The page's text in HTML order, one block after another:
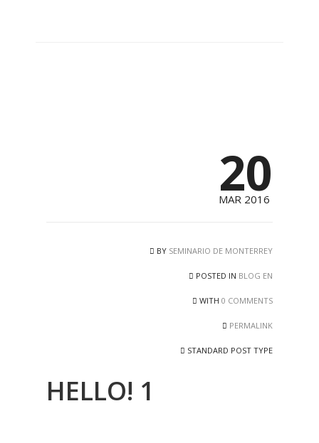
20
MAR 2016
BY SEMINARIO DE MONTERREY
POSTED IN BLOG EN
WITH 0 COMMENTS
PERMALINK
STANDARD POST TYPE
HELLO! 1